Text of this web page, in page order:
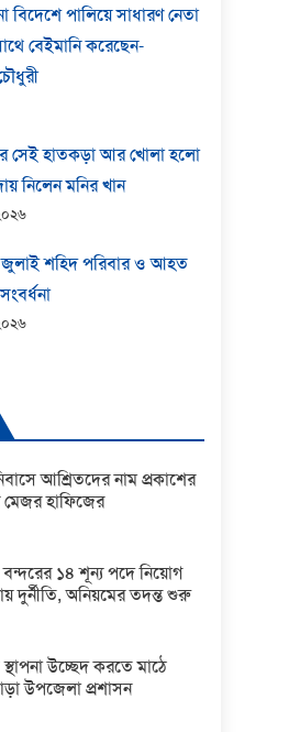
বিদেশে পালিয়ে সাধারণ নেতা
বেইমানি করেছেন-
সেই হাতকড়া আর খোলা হলো
নিলেন মনির খান
জুলাই শহিদ পরিবার ও আহত
আশ্রিতদের নাম প্রকাশের
মেজর হাফিজের
বন্দরের ১৪ শূন্য পদে নিয়োগ
দুর্নীতি, অনিয়মের তদন্ত শুরু
উচ্ছেদ করতে মাঠে
উপজেলা প্রশাসন